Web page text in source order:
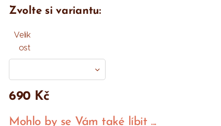
Zvolte si variantu:
Velik
ost
690 Kč
Mohlo by se Vám také líbit ...